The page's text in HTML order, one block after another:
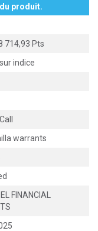
produit.
714,93 Pts
indice
warrants
FINANCIAL